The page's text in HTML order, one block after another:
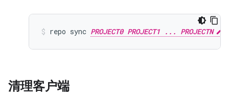
repo sync PROJECT0 PROJECT1 ... PROJECTN
清理客户端